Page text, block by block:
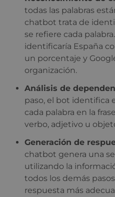
todas las palabras
chatbot trata de
se refiere cada
identificaría España
un porcentaje y
organización.
Análisis de
paso, el bot identifica
cada palabra en la
verbo, adjetivo u
Generación de
chatbot genera una
utilizando la
todos los demás
respuesta más